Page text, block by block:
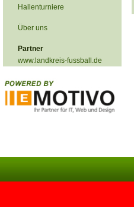
Hallenturniere
Über uns
Partner
www.landkreis-fussball.de